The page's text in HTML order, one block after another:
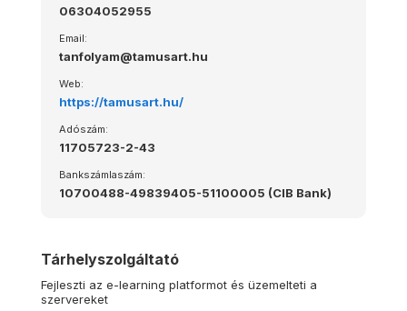
06304052955
Email:
tanfolyam@tamusart.hu
Web:
https://tamusart.hu/
Adószám:
11705723-2-43
Bankszámlaszám:
10700488-49839405-51100005 (CIB Bank)
Tárhelyszolgáltató
Fejleszti az e-learning platformot és üzemelteti a
szervereket